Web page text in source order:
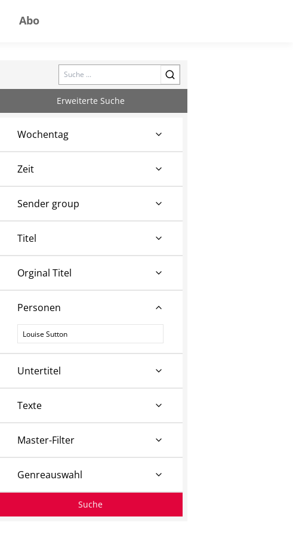
Abo
Search
Erweiterte Suche
Wochentag
Zeit
Sender group
Titel
Orginal Titel
Personen
Personen
Untertitel
Texte
Master-Filter
Genreauswahl
Suche